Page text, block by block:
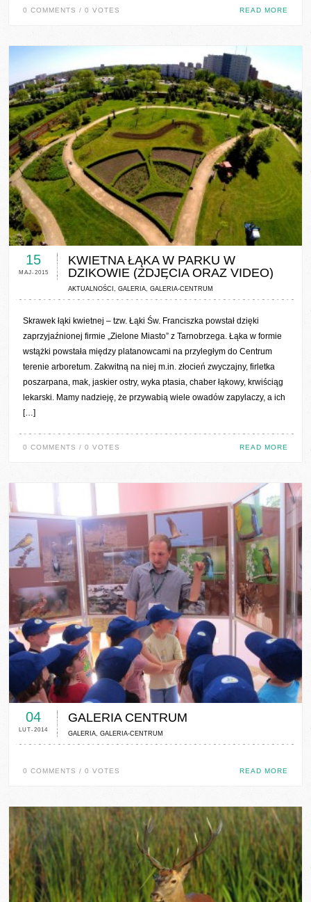
0 COMMENTS / 0 VOTES READ MORE
0 COMMENTS / 0 VOTES
15
MAJ-2015
KWIETNA ŁĄKA W PARKU W
DZIKOWIE (ZDJĘCIA ORAZ VIDEO)
AKTUALNOŚCI,GALERIA,GALERIA-CENTRUM
Skrawek łąki kwietnej – tzw. Łąki Św. Franciszka powstał dzięki
zaprzyjaźnionej firmie „Zielone Miasto” z Tarnobrzega. Łąka w formie
wstążki powstała między platanowcami na przyległym do Centrum
terenie arboretum. Zakwitną na niej m.in. złocień zwyczajny, firletka
poszarpana, mak, jaskier ostry, wyka ptasia, chaber łąkowy, krwiściąg
lekarski. Mamy nadzieję, że przywabią wiele owadów zapylaczy, a ich
[…]
0 COMMENTS / 0 VOTES READ MORE
0 COMMENTS / 0 VOTES
04
LUT-2014
GALERIA CENTRUM
GALERIA,GALERIA-CENTRUM
0 COMMENTS / 0 VOTES READ MORE